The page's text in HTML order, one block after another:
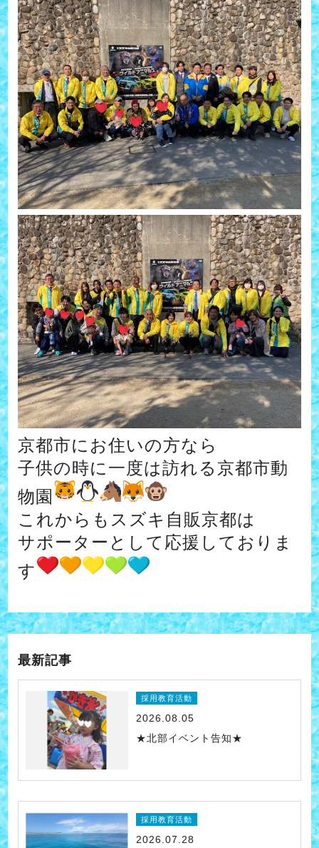
京都市にお住いの方なら
子供の時に一度は訪れる京都市動
物園
これからもスズキ自販京都は
サポーターとして応援しておりま
す
最新記事
採用教育活動
2026.08.05
★北部イベント告知★
採用教育活動
2026.07.28